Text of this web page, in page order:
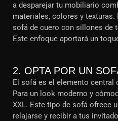
a desparejar tu mobiliario
materiales, colores y
sofá de cuero con sillones de
Este enfoque aportará un
2. OPTA POR UN
El sofá es el elemento central
Para un look moderno y
XXL. Este tipo de sofá ofrece
relajarse y recibir a tus